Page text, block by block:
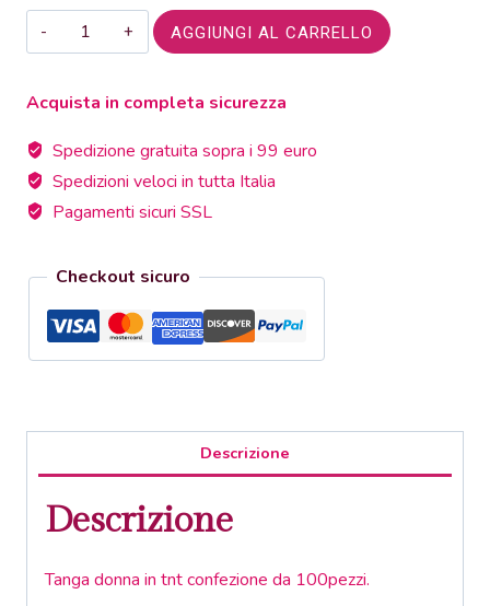
TANGA
DONNA
TNT
quantità
AGGIUNGI AL CARRELLO
Acquista in completa sicurezza
Spedizione gratuita sopra i 99 euro
Spedizioni veloci in tutta Italia
Pagamenti sicuri SSL
Checkout sicuro
Descrizione
Descrizione
Tanga donna in tnt confezione da 100pezzi.